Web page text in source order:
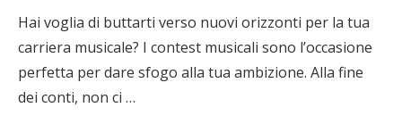
Hai voglia di buttarti verso nuovi orizzonti per la tua
carriera musicale? I contest musicali sono l’occasione
perfetta per dare sfogo alla tua ambizione. Alla fine
dei conti, non ci …